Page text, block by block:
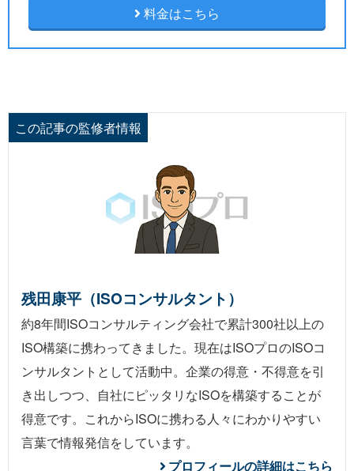
料金はこちら
この記事の監修者情報
残田康平（ISOコンサルタント）
約8年間ISOコンサルティング会社で累計300社以上の
ISO構築に携わってきました。現在はISOプロのISOコ
ンサルタントとして活動中。企業の得意・不得意を引
き出しつつ、自社にピッタリなISOを構築することが
得意です。これからISOに携わる人々にわかりやすい
言葉で情報発信をしています。
プロフィールの詳細はこちら